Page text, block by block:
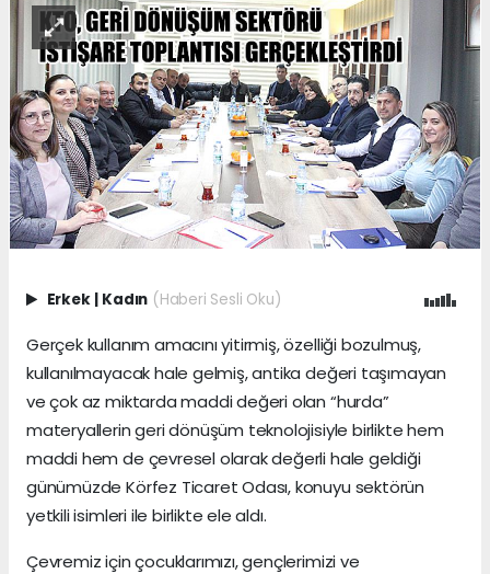
Erkek | Kadın (Haberi Sesli Oku)
Gerçek kullanım amacını yitirmiş, özelliği bozulmuş,
kullanılmayacak hale gelmiş, antika değeri taşımayan
ve çok az miktarda maddi değeri olan “hurda”
materyallerin geri dönüşüm teknolojisiyle birlikte hem
maddi hem de çevresel olarak değerli hale geldiği
günümüzde Körfez Ticaret Odası, konuyu sektörün
yetkili isimleri ile birlikte ele aldı.
Çevremiz için çocuklarımızı, gençlerimizi ve